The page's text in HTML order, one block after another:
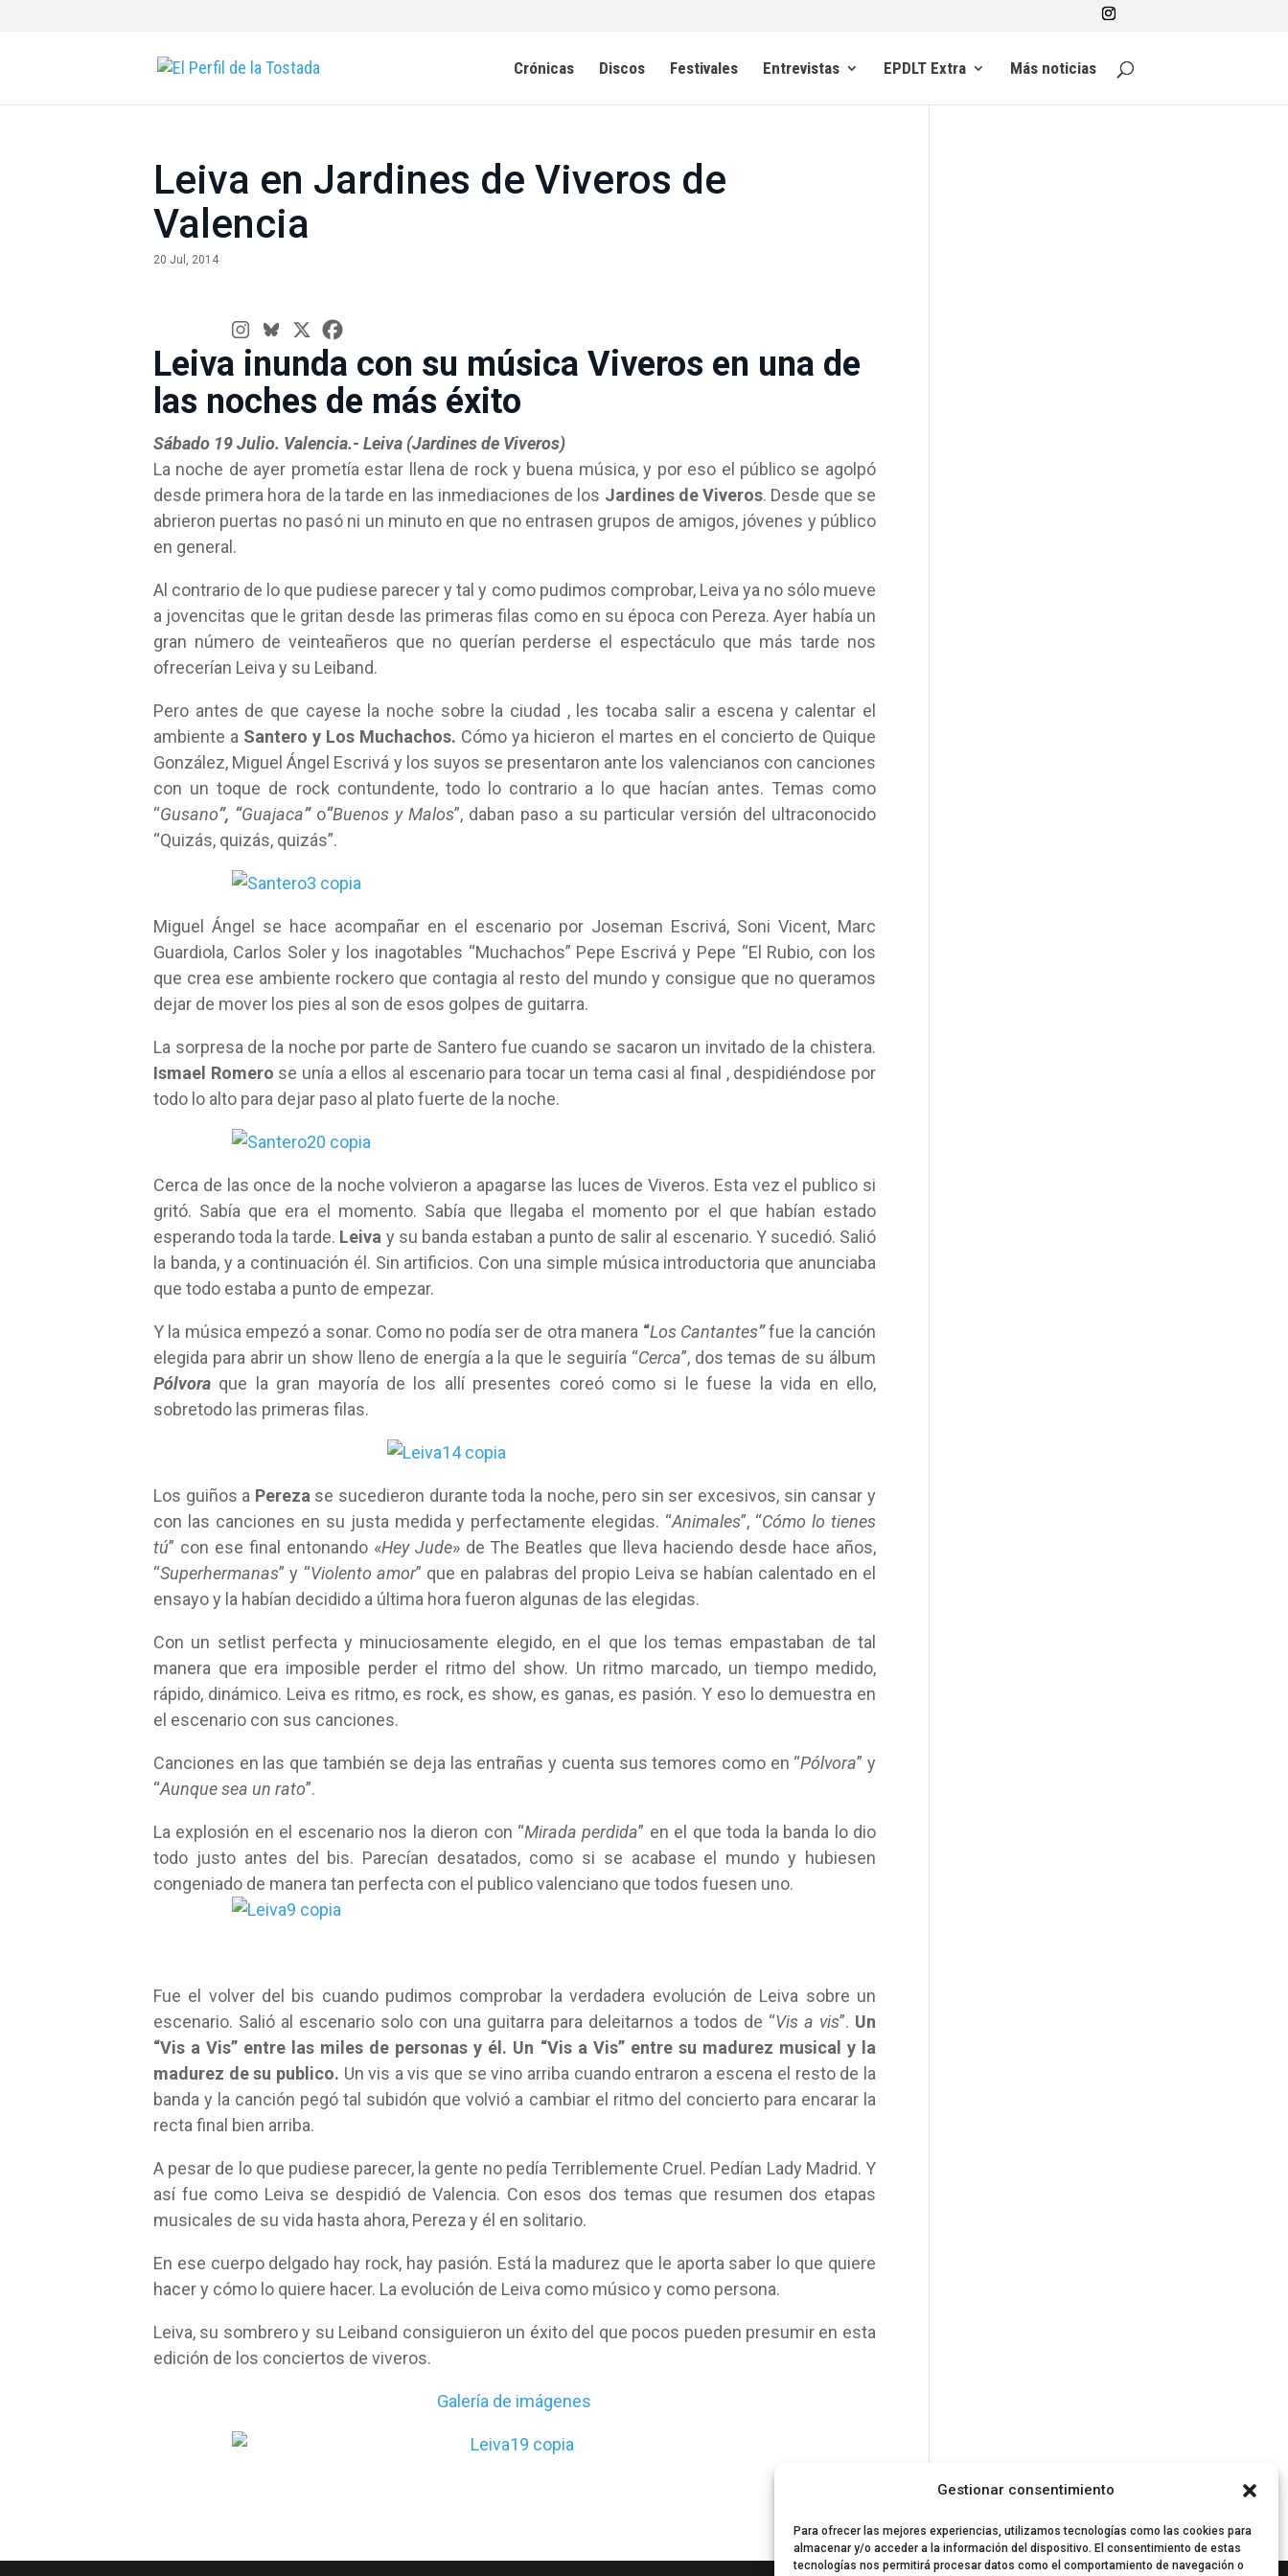
Gestionar consentimiento
Para ofrecer las mejores experiencias, utilizamos tecnologías como las cookies para
almacenar y/o acceder a la información del dispositivo. El consentimiento de estas
tecnologías nos permitirá procesar datos como el comportamiento de navegación o
Crónicas Discos Festivales Entrevistas EPDLT Extra Más noticias
Leiva en Jardines de Viveros de
Valencia
20 Jul, 2014
Leiva inunda con su música Viveros en una de
las noches de más éxito
Sábado 19 Julio. Valencia.- Leiva (Jardines de Viveros)
La noche de ayer prometía estar llena de rock y buena música, y por eso el público se agolpó
desde primera hora de la tarde en las inmediaciones de los Jardines de Viveros. Desde que se
abrieron puertas no pasó ni un minuto en que no entrasen grupos de amigos, jóvenes y público
en general.
Al contrario de lo que pudiese parecer y tal y como pudimos comprobar, Leiva ya no sólo mueve
a jovencitas que le gritan desde las primeras filas como en su época con Pereza. Ayer había un
gran número de veinteañeros que no querían perderse el espectáculo que más tarde nos
ofrecerían Leiva y su Leiband.
Pero antes de que cayese la noche sobre la ciudad , les tocaba salir a escena y calentar el
ambiente a Santero y Los Muchachos. Cómo ya hicieron el martes en el concierto de Quique
González, Miguel Ángel Escrivá y los suyos se presentaron ante los valencianos con canciones
con un toque de rock contundente, todo lo contrario a lo que hacían antes. Temas como
“Gusano”, “Guajaca” o“Buenos y Malos”, daban paso a su particular versión del ultraconocido
“Quizás, quizás, quizás”.
Miguel Ángel se hace acompañar en el escenario por Joseman Escrivá, Soni Vicent, Marc
Guardiola, Carlos Soler y los inagotables “Muchachos” Pepe Escrivá y Pepe “El Rubio, con los
que crea ese ambiente rockero que contagia al resto del mundo y consigue que no queramos
dejar de mover los pies al son de esos golpes de guitarra.
La sorpresa de la noche por parte de Santero fue cuando se sacaron un invitado de la chistera.
Ismael Romero se unía a ellos al escenario para tocar un tema casi al final , despidiéndose por
todo lo alto para dejar paso al plato fuerte de la noche.
Cerca de las once de la noche volvieron a apagarse las luces de Viveros. Esta vez el publico si
gritó. Sabía que era el momento. Sabía que llegaba el momento por el que habían estado
esperando toda la tarde. Leiva y su banda estaban a punto de salir al escenario. Y sucedió. Salió
la banda, y a continuación él. Sin artificios. Con una simple música introductoria que anunciaba
que todo estaba a punto de empezar.
Y la música empezó a sonar. Como no podía ser de otra manera “Los Cantantes”fue la canción
elegida para abrir un show lleno de energía a la que le seguiría “Cerca”, dos temas de su álbum
Pólvora que la gran mayoría de los allí presentes coreó como si le fuese la vida en ello,
sobretodo las primeras filas.
Los guiños a Pereza se sucedieron durante toda la noche, pero sin ser excesivos, sin cansar y
con las canciones en su justa medida y perfectamente elegidas. “Animales”, “Cómo lo tienes
tú” con ese final entonando «Hey Jude» de The Beatles que lleva haciendo desde hace años,
“Superhermanas” y “Violento amor” que en palabras del propio Leiva se habían calentado en el
ensayo y la habían decidido a última hora fueron algunas de las elegidas.
Con un setlist perfecta y minuciosamente elegido, en el que los temas empastaban de tal
manera que era imposible perder el ritmo del show. Un ritmo marcado, un tiempo medido,
rápido, dinámico. Leiva es ritmo, es rock, es show, es ganas, es pasión. Y eso lo demuestra en
el escenario con sus canciones.
Canciones en las que también se deja las entrañas y cuenta sus temores como en “Pólvora” y
“Aunque sea un rato”.
La explosión en el escenario nos la dieron con “Mirada perdida” en el que toda la banda lo dio
todo justo antes del bis. Parecían desatados, como si se acabase el mundo y hubiesen
congeniado de manera tan perfecta con el publico valenciano que todos fuesen uno.
Fue el volver del bis cuando pudimos comprobar la verdadera evolución de Leiva sobre un
escenario. Salió al escenario solo con una guitarra para deleitarnos a todos de “Vis a vis”. Un
“Vis a Vis” entre las miles de personas y él. Un “Vis a Vis” entre su madurez musical y la
madurez de su publico. Un vis a vis que se vino arriba cuando entraron a escena el resto de la
banda y la canción pegó tal subidón que volvió a cambiar el ritmo del concierto para encarar la
recta final bien arriba.
A pesar de lo que pudiese parecer, la gente no pedía Terriblemente Cruel. Pedían Lady Madrid. Y
así fue como Leiva se despidió de Valencia. Con esos dos temas que resumen dos etapas
musicales de su vida hasta ahora, Pereza y él en solitario.
En ese cuerpo delgado hay rock, hay pasión. Está la madurez que le aporta saber lo que quiere
hacer y cómo lo quiere hacer. La evolución de Leiva como músico y como persona.
Leiva, su sombrero y su Leiband consiguieron un éxito del que pocos pueden presumir en esta
edición de los conciertos de viveros.
Galería de imágenes